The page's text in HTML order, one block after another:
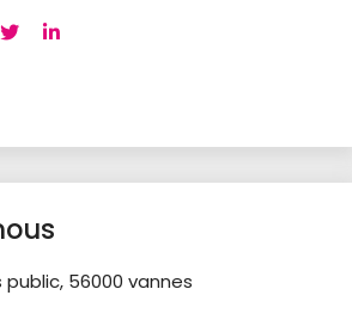
public, 56000 vannes